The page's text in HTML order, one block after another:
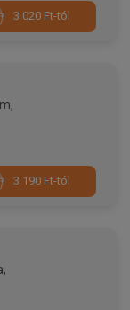
3 020 Ft-tól
3 190 Ft-tól